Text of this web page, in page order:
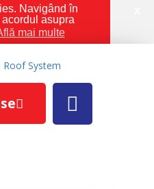
Navigând în
asupra
mai multe